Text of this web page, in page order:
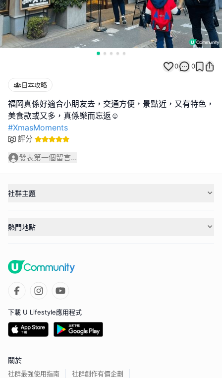
0 0
日本攻略
福岡真係好適合小朋友去，交通方便，景點近，又有特色，
#XmasMoments
評分
發表第一個留言...
社群主題
熱門地點
下載 U Lifestyle應用程式
關於
社群最強使用指南 社群創作有價企劃